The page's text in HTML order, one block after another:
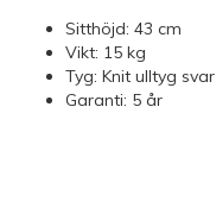
Sitthöjd: 43 cm
Vikt: 15 kg
Tyg: Knit ulltyg
Garanti: 5 år